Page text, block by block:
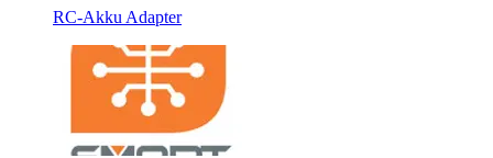
RC-Akku Adapter